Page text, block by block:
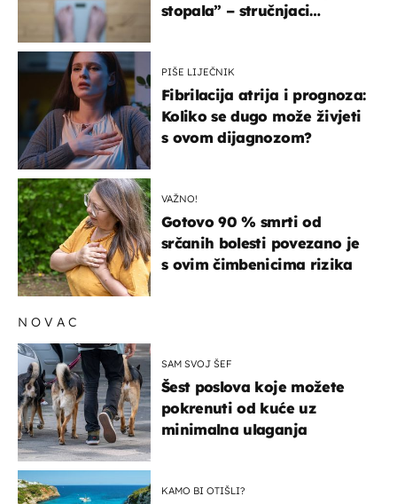
stopala” – stručnjaci
PIŠE LIJEČNIK
Fibrilacija atrija i prognoza:
Koliko se dugo može živjeti
s ovom dijagnozom?
VAŽNO!
Gotovo 90 % smrti od
srčanih bolesti povezano je
s ovim čimbenicima rizika
NOVAC
SAM SVOJ ŠEF
Šest poslova koje možete
pokrenuti od kuće uz
minimalna ulaganja
KAMO BI OTIŠLI?